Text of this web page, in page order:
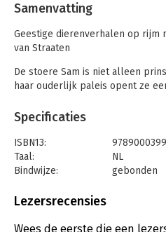
Samenvatting
Geestige dierenverhalen op rijm
van Straaten
De stoere Sam is niet alleen
haar ouderlijk paleis opent ze
vinden. Of het nu een
verkoudheid of een gebroken
vleermuis, een slissend
naar zichzelf en een spin met
allemaal hopen ze dat
aandoeningen: dierendokter
Specificaties
ISBN13:
Taal:
NL
Bindwijze:
gebonden
Uitgever:
Verschijningsdatum:
18-9-2025
Lezersrecensies
Wees de eerste die een